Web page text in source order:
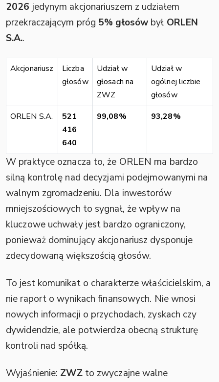
2026 jedynym akcjonariuszem z udziałem
przekraczającym próg 5% głosów był ORLEN
S.A..
Akcjonariusz
Liczba
głosów
Udział w
głosach na
ZWZ
Udział w
ogólnej liczbie
głosów
ORLEN S.A.
521
416
640
99,08% 93,28%
W praktyce oznacza to, że ORLEN ma bardzo
silną kontrolę nad decyzjami podejmowanymi na
walnym zgromadzeniu. Dla inwestorów
mniejszościowych to sygnał, że wpływ na
kluczowe uchwały jest bardzo ograniczony,
ponieważ dominujący akcjonariusz dysponuje
zdecydowaną większością głosów.
To jest komunikat o charakterze właścicielskim, a
nie raport o wynikach finansowych. Nie wnosi
nowych informacji o przychodach, zyskach czy
dywidendzie, ale potwierdza obecną strukturę
kontroli nad spółką.
Wyjaśnienie: ZWZto zwyczajne walne